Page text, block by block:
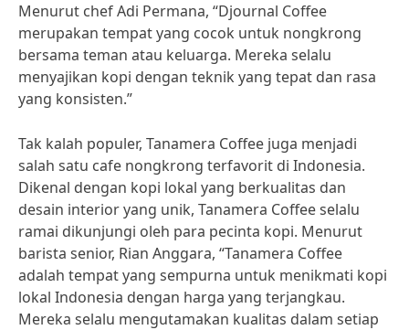
Menurut chef Adi Permana, “Djournal Coffee
merupakan tempat yang cocok untuk nongkrong
bersama teman atau keluarga. Mereka selalu
menyajikan kopi dengan teknik yang tepat dan rasa
yang konsisten.”
Tak kalah populer, Tanamera Coffee juga menjadi
salah satu cafe nongkrong terfavorit di Indonesia.
Dikenal dengan kopi lokal yang berkualitas dan
desain interior yang unik, Tanamera Coffee selalu
ramai dikunjungi oleh para pecinta kopi. Menurut
barista senior, Rian Anggara, “Tanamera Coffee
adalah tempat yang sempurna untuk menikmati kopi
lokal Indonesia dengan harga yang terjangkau.
Mereka selalu mengutamakan kualitas dalam setiap